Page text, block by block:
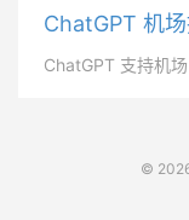
ChatGPT 机
ChatGPT 支持机
©